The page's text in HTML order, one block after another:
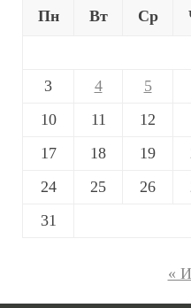
Пн
Вт Ср
3
4 5
10
11 12
17
18 19
24
25 26
31
«